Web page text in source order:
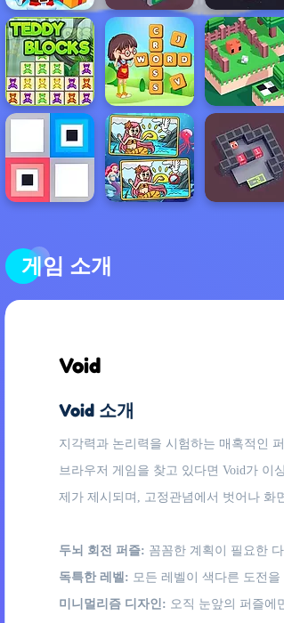
게임 소개
Void
Void 소개
지각력과 논리력을 시험하는 매혹적인
브라우저 게임을 찾고 있다면 Void가 이
제가 제시되며, 고정관념에서 벗어나 화
두뇌 회전 퍼즐: 꼼꼼한 계획이 필요한
독특한 레벨: 모든 레벨이 색다른 도전
미니멀리즘 디자인: 오직 눈앞의 퍼즐에